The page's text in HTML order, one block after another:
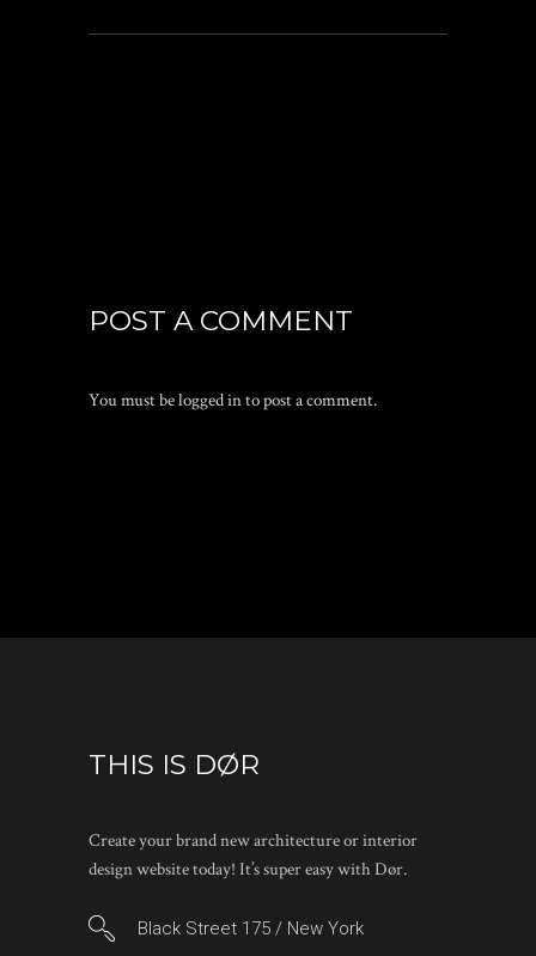
POST A COMMENT
You must belogged into post a comment.
THIS IS DØR
Create your brand new architecture or interior
design website today! It’s super easy with Dør.
Black Street 175 / New York